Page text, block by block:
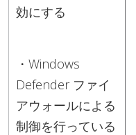
効にする
・Windows
Defender ファイ
アウォールによる
制御を行っている